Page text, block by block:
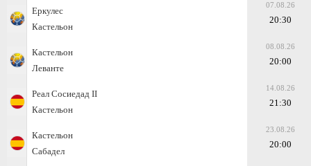
Еркулес
Кастельон
07.08.26
20:30
Кастельон
Леванте
08.08.26
20:00
Реал Сосиедад II
Кастельон
14.08.26
21:30
Кастельон
Сабадел
23.08.26
20:00